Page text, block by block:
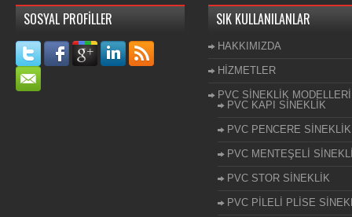
SOSYAL PROFİLLER SIK KULLANILANLAR
HAKKIMIZDA
HİZMETLER
PVC SİNEKLİK MODELLERİ
PVC KAPI SİNEKLİK
PVC PENCERE SİNEKLİK
PVC MENTEŞELİ
PVC STOR SİNEKLİK
PVC PİLELİ PLİSE